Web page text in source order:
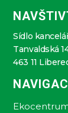
Sídlo
Tanvaldská
463 11